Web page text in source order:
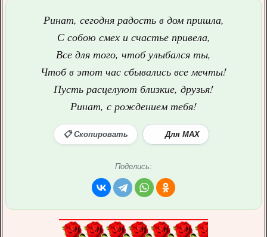
Ринат, сегодня радость в дом пришла,
С собою смех и счастье привела,
Все для того, чтоб улыбался ты,
Чтоб в этот час сбывались все мечты!
Пусть расцелуют близкие, друзья!
Ринат, с рождением тебя!
📋 Скопировать Для MAX
Поделись: